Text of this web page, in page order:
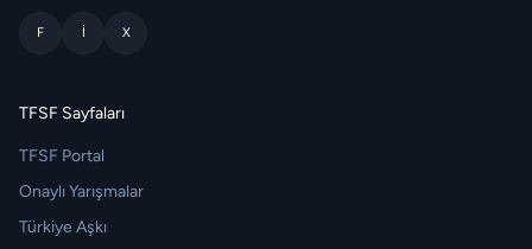
F I X
TFSF Sayfaları
TFSF Portal
Onaylı Yarışmalar
Türkiye Aşkı